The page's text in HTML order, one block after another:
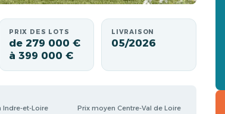
PRIX DES LOTS
de 279 000 €
à 399 000 €
LIVRAISON
05/2026
Indre-et-Loire Prix moyen Centre-Val de Loire